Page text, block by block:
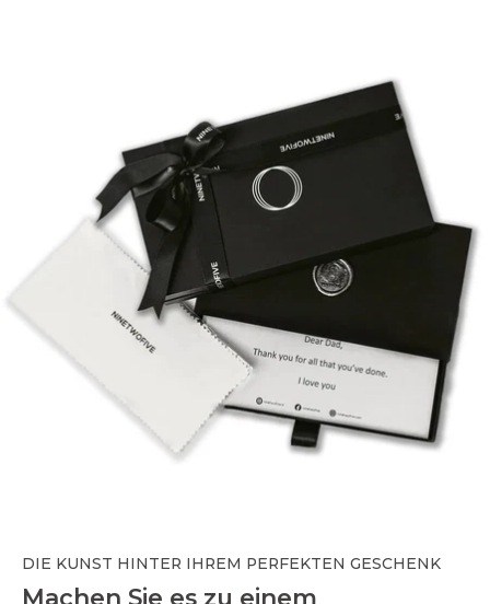
DIE KUNST HINTER IHREM PERFEKTEN GESCHENK
Machen Sie es zu einem